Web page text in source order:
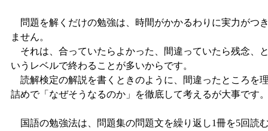
問題を解くだけの勉強は、時間がかかるわりに実力がつ
ません。
それは、合っていたらよかった、間違っていたら残念、
いうレベルで終わることが多いからです。
読解検定の解説を書くときのように、間違ったところを
詰めで「なぜそうなるのか」を徹底して考えるが大事です
国語の勉強法は、問題集の問題文を繰り返し1冊を5回読